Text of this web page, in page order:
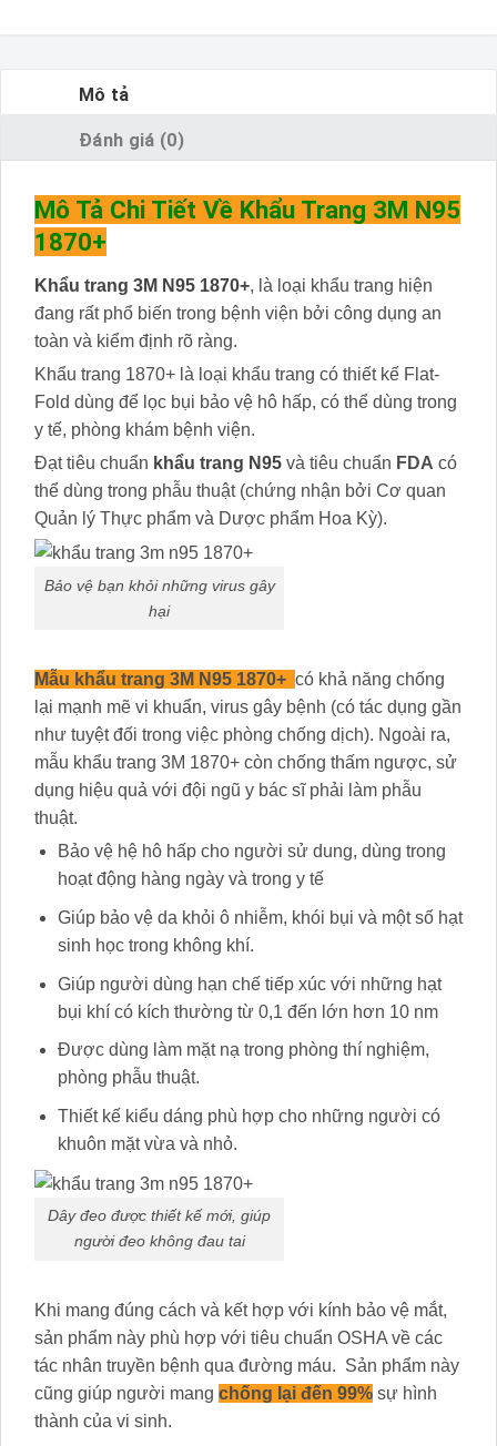
Mô tả
Đánh giá (0)
Mô Tả Chi Tiết Về Khẩu Trang 3M N95
1870+
Khẩu trang 3M N95 1870+, là loại khẩu trang hiện
đang rất phổ biến trong bệnh viện bởi công dụng an
toàn và kiểm định rõ ràng.
Khẩu trang 1870+ là loại khẩu trang có thiết kế Flat-
Fold dùng để lọc bụi bảo vệ hô hấp, có thể dùng trong
y tế, phòng khám bệnh viện.
Đạt tiêu chuẩn khẩu trang N95 và tiêu chuẩn FDA có
thể dùng trong phẫu thuật (chứng nhận bởi Cơ quan
Quản lý Thực phẩm và Dược phẩm Hoa Kỳ).
Bảo vệ bạn khỏi những virus gây
hại
Mẫu khẩu trang 3M N95 1870+ có khả năng chống
lại mạnh mẽ vi khuẩn, virus gây bệnh (có tác dụng gần
như tuyệt đối trong việc phòng chống dịch). Ngoài ra,
mẫu khẩu trang 3M 1870+ còn chống thấm ngược, sử
dụng hiệu quả với đội ngũ y bác sĩ phải làm phẫu
thuật.
Bảo vệ hệ hô hấp cho người sử dung, dùng trong
hoạt động hàng ngày và trong y tế
Giúp bảo vệ da khỏi ô nhiễm, khói bụi và một số hạt
sinh học trong không khí.
Giúp người dùng hạn chế tiếp xúc với những hạt
bụi khí có kích thường từ 0,1 đến lớn hơn 10 nm
Được dùng làm mặt nạ trong phòng thí nghiệm,
phòng phẫu thuật.
Thiết kế kiểu dáng phù hợp cho những người có
khuôn mặt vừa và nhỏ.
Dây đeo được thiết kế mới, giúp
người đeo không đau tai
Khi mang đúng cách và kết hợp với kính bảo vệ mắt,
sản phẩm này phù hợp với tiêu chuẩn OSHA về các
tác nhân truyền bệnh qua đường máu. Sản phẩm này
cũng giúp người mang chống lại đến 99% sự hình
thành của vi sinh.